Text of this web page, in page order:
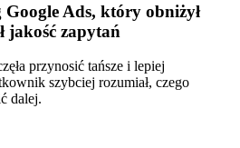
Ads, który obniżył
jakość zapytań
przynosić tańsze i lepiej
szybciej rozumiał, czego
dalej.